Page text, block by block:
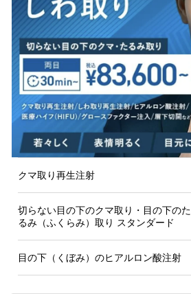
クマ取り再生注射
切らない目の下のクマ取り・目の下のた
るみ（ふくらみ）取り スタンダード
目の下（くぼみ）のヒアルロン酸注射